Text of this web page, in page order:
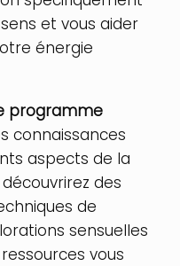
et vous aider
énergie
programme
connaissances
aspects de la
des
de
sensuelles
vous